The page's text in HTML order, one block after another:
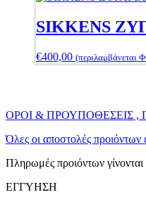
SIKKENS
€400,00 (περιλαμβάνεται
ΟΡΟΙ & ΠΡΟΥΠΟΘΕΣΕΙΣ
Όλες οι αποστολές
Πληρωμές προιόντων
ΕΓΓΥΗΣΗ